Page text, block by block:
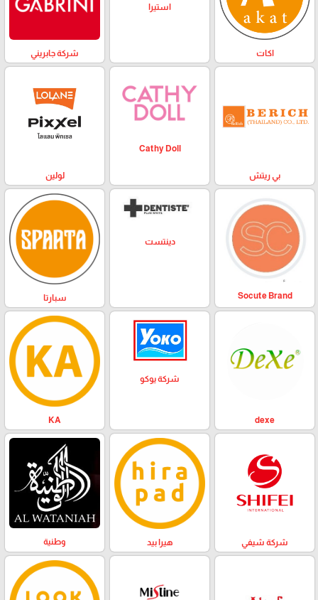
اكات
استيرا
شركة جابريني
بي ريتش
Cathy Doll
لولين
Socute Brand
دينتست
سبارتا
dexe
شركة يوكو
KA
شركة شيفي هيرا بيد وطنية